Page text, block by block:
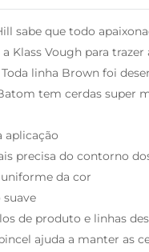
sabe que todo
Klass Vough para
linha Brown foi
tem cerdas super
aplicação
precisa do contorno
da cor
suave
de produto e linhas
ajuda a manter as